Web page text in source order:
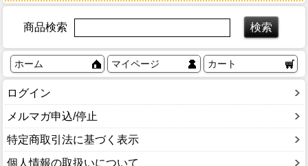
商品検索
ホーム マイページ カート
ログイン
メルマガ申込/停止
特定商取引法に基づく表示
個人情報の取扱いについて